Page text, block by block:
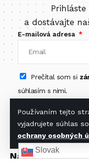
Používaním tejto
vyjadrujete súhlas so
ochrany osobných
a dostávajte
E-mailová adresa
Prečítal som si
súhlasím s nimi.
Nájdete nás na
Slovak